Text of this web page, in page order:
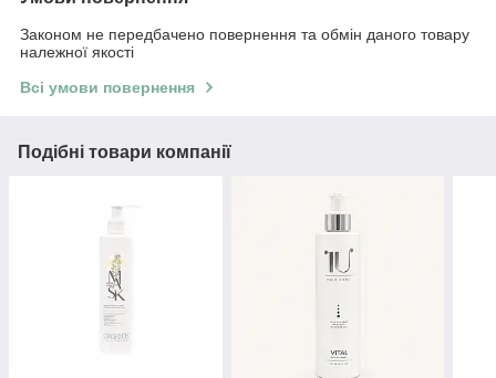
Законом не передбачено повернення та обмін даного товару
належної якості
Всі умови повернення
Подібні товари компанії